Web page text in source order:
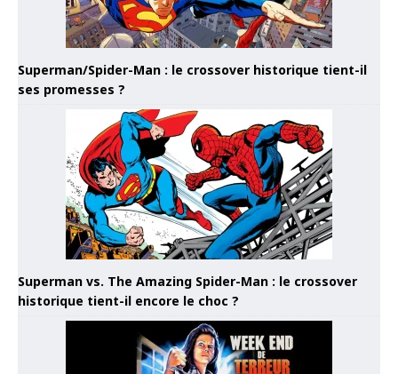
Superman/Spider-Man : le crossover historique tient-il
ses promesses ?
Superman vs. The Amazing Spider-Man : le crossover
historique tient-il encore le choc ?